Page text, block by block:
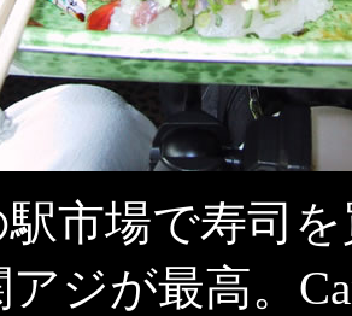
駅市場で寿司
アジが最高。